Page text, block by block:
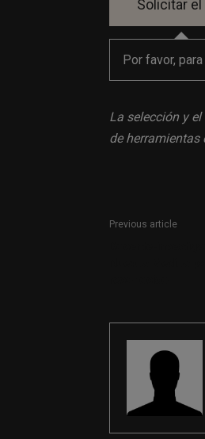
Por favor,
La selección y
de
Previous article